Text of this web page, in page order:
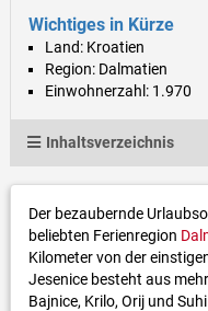
Wichtiges in Kürze
Land: Kroatien
Region: Dalmatien
Einwohnerzahl: 1.970
Inhaltsverzeichnis
Der bezaubernde
beliebten Ferienregion
Kilometer von der
Jesenice besteht aus
Bajnice, Krilo, Orij und